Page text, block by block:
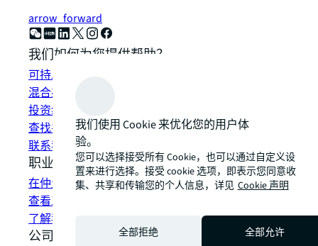
arrow_forward
我们如何为您提供帮助？
可持发展解决方案
混合办公空间解决方案
投资组合管理
查找并租赁空间
联系我们
职业发展
在仲量联行工作
查看工作机会
了解我们的员工
公司信息
我们使用 Cookie 来优化您的用户体
验。
您可以选择接受所有 Cookie，也可以通过自定义设
置来进行选择。接受 cookie 选项，即表示您同意收
集、共享和传输您的个人信息，详见 Cookie 声明
全部拒绝
全部允许